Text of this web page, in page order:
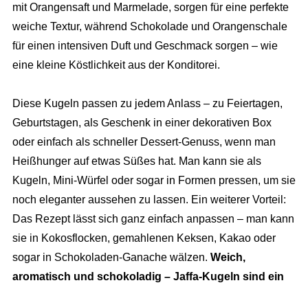
mit Orangensaft und Marmelade, sorgen für eine perfekte
weiche Textur, während Schokolade und Orangenschale
für einen intensiven Duft und Geschmack sorgen – wie
eine kleine Köstlichkeit aus der Konditorei.
Diese Kugeln passen zu jedem Anlass – zu Feiertagen,
Geburtstagen, als Geschenk in einer dekorativen Box
oder einfach als schneller Dessert-Genuss, wenn man
Heißhunger auf etwas Süßes hat. Man kann sie als
Kugeln, Mini-Würfel oder sogar in Formen pressen, um sie
noch eleganter aussehen zu lassen. Ein weiterer Vorteil:
Das Rezept lässt sich ganz einfach anpassen – man kann
sie in Kokosflocken, gemahlenen Keksen, Kakao oder
sogar in Schokoladen-Ganache wälzen. Weich,
aromatisch und schokoladig – Jaffa-Kugeln sind ein